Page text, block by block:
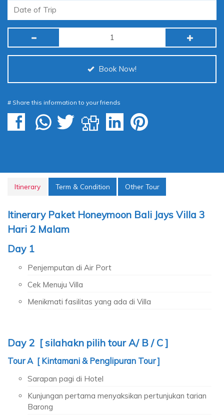
Book Now!
# Share this information to your friends
Itinerary Term & Condition Other Tour
Itinerary Paket Honeymoon Bali Jays Villa 3
Hari 2 Malam
Day 1
Penjemputan di Air Port
Cek Menuju Villa
Menikmati fasilitas yang ada di Villa
Day 2 [ silahakn pilih tour A/ B / C ]
Tour A [ Kintamani & Penglipuran Tour ]
Sarapan pagi di Hotel
Kunjungan pertama menyaksikan pertunjukan tarian
Barong